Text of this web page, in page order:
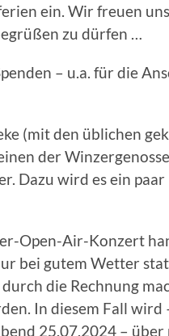
ein. Wir freuen
zu dürfen …
– u.a. für die
(mit den üblichen
der
Dazu wird es ein
Open-Air-Konzert
bei gutem Wetter
die Rechnung
In diesem Fall
25.07.2024 –